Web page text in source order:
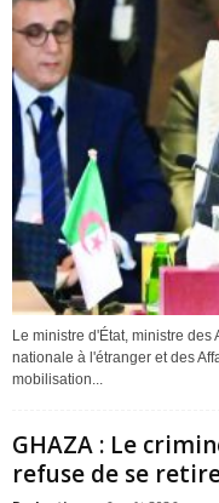
Le ministre d'État, ministre
nationale à l'étranger et des
mobilisation...
GHAZA : Le
refuse de se